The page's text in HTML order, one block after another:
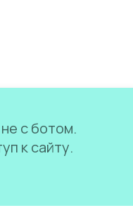
с ботом.
к сайту.